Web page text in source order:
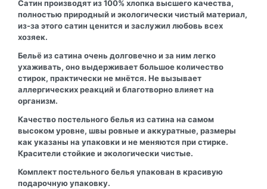
Сатин производят из 100% хлопка высшего качества,
полностью природный и экологически чистый материал,
из-за этого сатин ценится и заслужил любовь всех
хозяек.
Бельё из сатина очень долговечно и за ним легко
ухаживать, оно выдерживает большое количество
стирок, практически не мнётся. Не вызывает
аллергических реакций и благотворно влияет на
организм.
Качество постельного белья из сатина на самом
высоком уровне, швы ровные и аккуратные, размеры
как указаны на упаковки и не меняются при стирке.
Красители стойкие и экологически чистые.
Комплект постельного белья упакован в красивую
подарочную упаковку.